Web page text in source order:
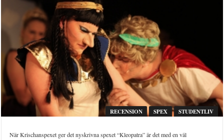
RECENSION SPEX STUDENTLIV
När Krischanspexet ger det nyskrivna spexet “Kleopatra” är det med en väl